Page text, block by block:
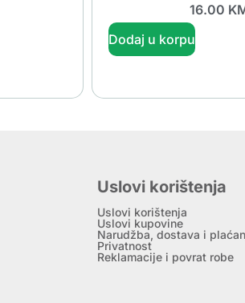
16.00
Dodaj u korpu
Uslovi korištenja
Uslovi korištenja
Uslovi kupovine
Narudžba, dostava i
Privatnost
Reklamacije i povrat robe